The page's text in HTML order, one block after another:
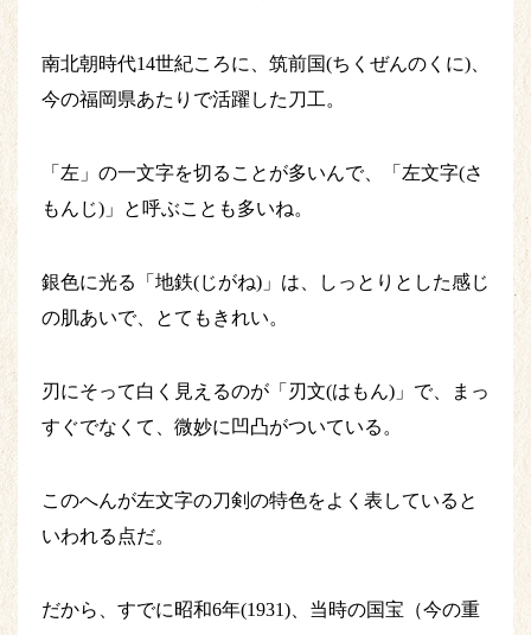
南北朝時代14世紀ころに、筑前国(ちくぜんのくに)、
今の福岡県あたりで活躍した刀工。
「左」の一文字を切ることが多いんで、「左文字(さ
もんじ)」と呼ぶことも多いね。
銀色に光る「地鉄(じがね)」は、しっとりとした感じ
の肌あいで、とてもきれい。
刃にそって白く見えるのが「刃文(はもん)」で、まっ
すぐでなくて、微妙に凹凸がついている。
このへんが左文字の刀剣の特色をよく表していると
いわれる点だ。
だから、すでに昭和6年(1931)、当時の国宝（今の重